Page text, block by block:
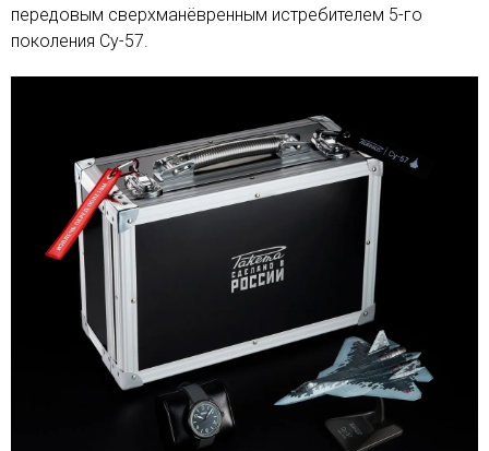
передовым сверхманёвренным истребителем 5-го
поколения Су-57.